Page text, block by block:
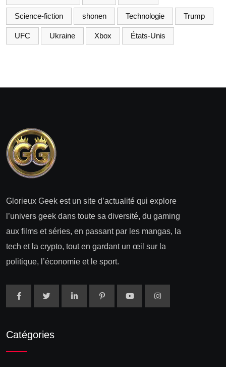
Science-fiction shonen Technologie Trump
UFC Ukraine Xbox États-Unis
Glorieux Geek est un site d’actualité qui explore
l’univers geek dans toute sa diversité, du gaming
aux films et séries, en passant par les mangas, la
tech et la crypto, tout en gardant un œil sur la
politique, l’économie et le sport.
Catégories